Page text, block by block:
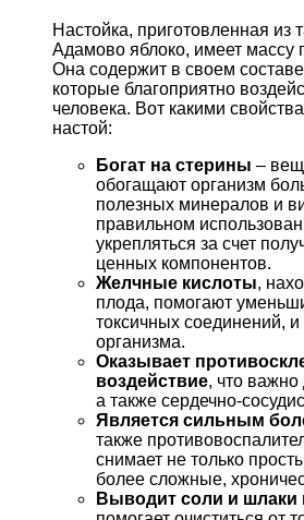
Настойка, приготовленная из
Адамово яблоко, имеет массу
Она содержит в своем
которые благоприятно
человека. Вот какими
настой:
Богат на стерины –
обогащают организм
полезных минералов и
правильном
укрепляться за счет
ценных компонентов.
Желчные кислоты,
плода, помогают
токсичных соединений,
организма.
Оказывает
воздействие, что важно
а также сердечно-
Является сильным
также
снимает не только
более сложные,
Выводит соли и шлаки